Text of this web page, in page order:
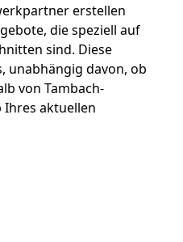
erstellen
die speziell auf
sind. Diese
unabhängig davon, ob
von Tambach-
aktuellen